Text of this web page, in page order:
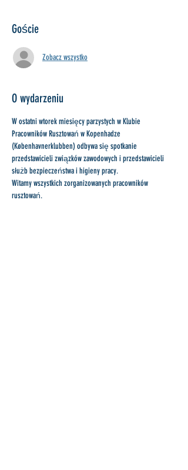
Goście
Zobacz wszystko
O wydarzeniu
W ostatni wtorek miesięcy parzystych w Klubie
Pracowników Rusztowań w Kopenhadze
(Københavnerklubben) odbywa się spotkanie
przedstawicieli związków zawodowych i przedstawicieli
służb bezpieczeństwa i higieny pracy.
Witamy wszystkich zorganizowanych pracowników
rusztowań.